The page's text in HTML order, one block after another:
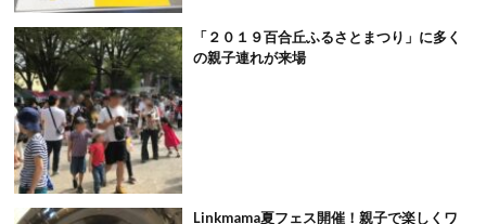
「２０１９百合丘ふるさとまつり」に多く
の親子連れが来場
Linkmama夏フェス開催！親子で楽しくワ